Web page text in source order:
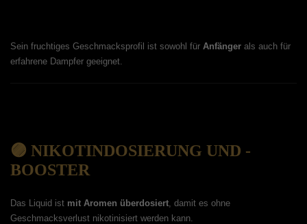
Sein fruchtiges Geschmacksprofil ist sowohl für Anfänger als auch für
erfahrene Dampfer geeignet.
🟣 NIKOTINDOSIERUNG UND -
BOOSTER
Das Liquid ist mit Aromen überdosiert , damit es ohne
Geschmacksverlust nikotinisiert werden kann.